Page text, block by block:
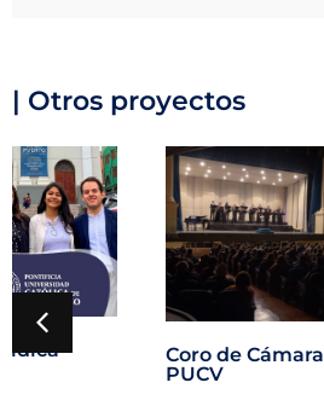
| Otros proyectos
Coro de Cámara
PUCV